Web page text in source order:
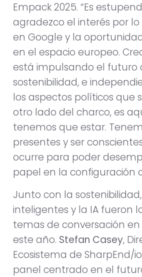
Empack 2025. “Es
agradezco el interés por
en Google y la
en el espacio europeo.
está impulsando el futuro
sostenibilidad, e
los aspectos políticos que
otro lado del charco, es
tenemos que estar.
presentes y ser
ocurre para poder
papel en la configuración
Junto con la
inteligentes y la IA fueron
temas de conversación
este año. Stefan Casey,
Ecosistema de SharpEnd/
panel centrado en el